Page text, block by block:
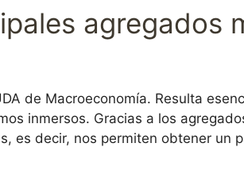
agregados
de Macroeconomía. Resulta
inmersos. Gracias a los
es decir, nos permiten obtener un